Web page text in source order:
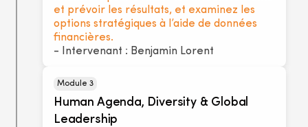
et prévoir les résultats, et examinez les
options stratégiques à l’aide de données
financières.
- Intervenant : Benjamin Lorent
Module 3
Human Agenda, Diversity & Global
Leadership